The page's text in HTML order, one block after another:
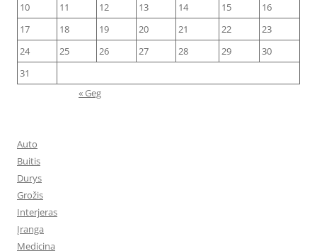
10
11 12 13 14 15
16
17
18 19 20 21 22
23
24
25 26 27 28 29
30
31
« Geg
Auto
Buitis
Durys
Grožis
Interjeras
Įranga
Medicina